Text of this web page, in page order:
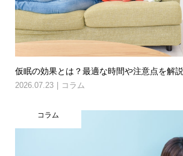
仮眠の効果とは？最適な時間や注意点を解説
2026.07.23 コラム
コラム